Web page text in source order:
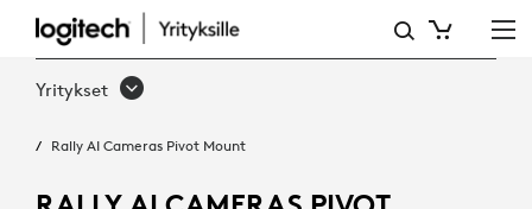
RALLY
AI
KÄÄNTYVÄ
Yritykset
Rally AI Cameras Pivot Mount